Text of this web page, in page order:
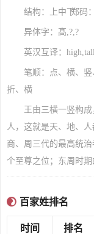
结构：上中下郑码
异体字：髙,?,?
英汉互译：
笔顺：点、横、
折、横
王由三横一竖构
人，这就是天、地、人
商、周三代的最高统治
个至尊之位；东周时期
百家姓排名
时间 排名